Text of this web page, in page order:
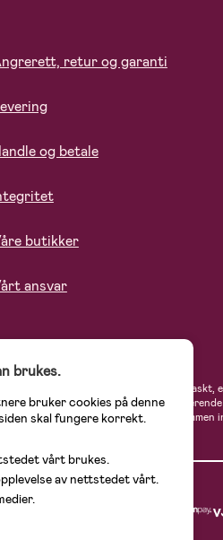
retur og garanti
og betale
butikker
ansvar
barnefamilien. Hos oss handler du
produkter til mor, mengder av
Cybex, LEGO og mange flere.
brukes.
bruker cookies på denne
skal fungere korrekt.
vårt brukes.
av nettstedet vårt.